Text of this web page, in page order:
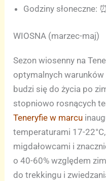
Godziny słoneczne:
WIOSNA (marzec-maj)
Sezon wiosenny na
optymalnych
budzi się do życia po
stopniowo rosnących
Teneryfie w marcu
temperaturami 17-
migdałowcami i
o 40-60% względem
do trekkingu i